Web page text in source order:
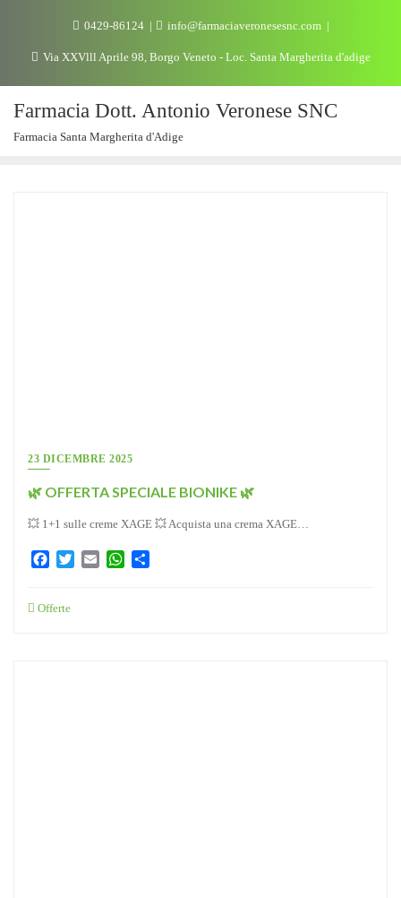
0429-86124 info@farmaciaveronesesnc.com
Via XXVlll Aprile 98, Borgo Veneto - Loc. Santa Margherita d'adige
Farmacia Dott. Antonio Veronese SNC
Farmacia Santa Margherita d'Adige
23 DICEMBRE 2025
🌿 OFFERTA SPECIALE BIONIKE 🌿
💥 1+1 sulle creme XAGE 💥 Acquista una crema XAGE…
FacebookTwitterEmail WhatsApp
Offerte